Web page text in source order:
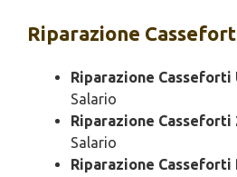
Riparazione
Riparazione Casseforti
Salario
Riparazione Casseforti
Salario
Riparazione Casseforti